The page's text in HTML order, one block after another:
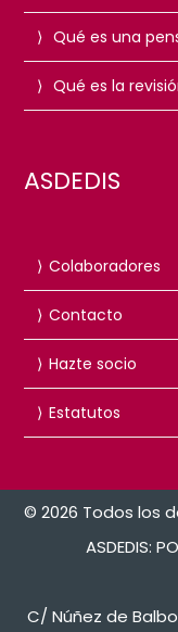
Qué es una
Qué es la
ASDEDIS
Colaboradores
Contacto
Hazte socio
Estatutos
© 2026 Todos los
ASDEDIS:
C/ Núñez de